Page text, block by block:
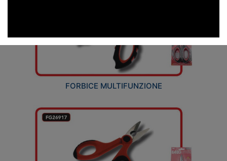
FORBICE MULTIFUNZIONE